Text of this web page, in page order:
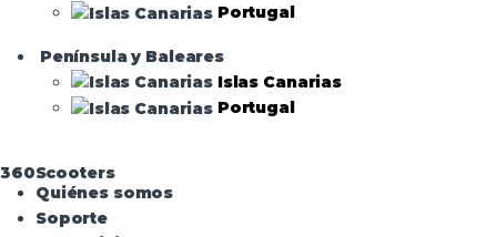
Portugal
Península y Baleares
Islas Canarias
Portugal
360Scooters
Quiénes somos
Soporte